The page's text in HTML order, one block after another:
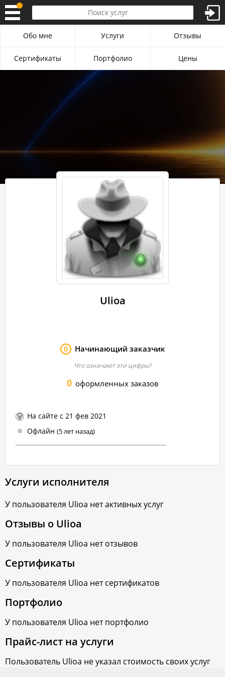
Ulioa
0 Начинающий заказчик
Что означают эти цифры?
0 оформленных заказов
На сайте с 21 фев 2021
Офлайн (5 лет назад)
Обо мне Услуги Отзывы
Сертификаты Портфолио Цены
Услуги исполнителя
У пользователя Ulioa нет активных услуг
Отзывы о Ulioa
У пользователя Ulioa нет отзывов
Сертификаты
У пользователя Ulioa нет сертификатов
Портфолио
У пользователя Ulioa нет портфолио
Прайс-лист на услуги
Пользователь Ulioa не указал стоимость своих услуг